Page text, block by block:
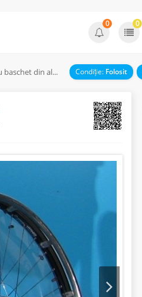
0 0
Scaun pentru baschet din aluminiu Meyra Hurricane Sport Condiție: Folosit